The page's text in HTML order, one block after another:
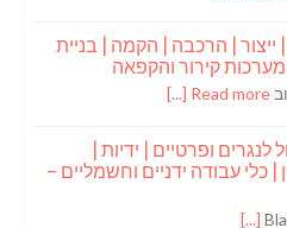
ייצור | הרכבה | הקמה | בניית
מערכות קירור והקפאה
Read more [...]
לנגרים ופרטיים | ידיות |
| כלי עבודה ידניים וחשמליים –